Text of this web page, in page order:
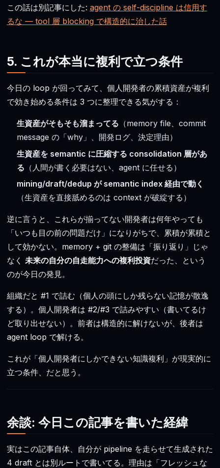
この話は別記事にした: agent の self-discipline は信用す
るな — tool 層 blocking で構造的に治した話
5. これが本当に複利で立つ条件
今日の loop が回ってみて、個人開発者の累積資産が複利
で効き始める条件は 3 つに整理できる気がする：
生資産がそもそも溜まってる （memory file、commit
message の「why」、開発ログ、決定理由）
生資産を semantic に圧縮する consolidation 層があ
る （人間が書く必要はない、agent に任せる）
mining/draft/dedup が semantic index 経由で動く
（生資産を直接舐めるのは context が破綻する）
逆に言うと、これらが揃ってない開発者は何年やっても
「いつも目の前の問題だけ」になりがちで、累積が累積と
して効かない。memory + git の整備は「振り返り」じゃ
なく 未来の自分の自走能力への複利投資だった、という
のが今日の発見。
組織だと #1 で詰む（個人の頭にしか残らない記憶が散逸
する）。個人開発者は #2/#3 で詰みやすい（書いてるけ
ど取り出せない）。前者は構造的に解けないが、後者は
agent loop で解ける。
これが「個人開発者にしかできない知識複利」が現実的に
立つ条件、だと思う。
余談: 今日この記事を書いた経緯
実はこの記事自体、自分が pipeline を走らせて生成された
4 draft とは別ルートで書いてる。理由は「フレッシュな